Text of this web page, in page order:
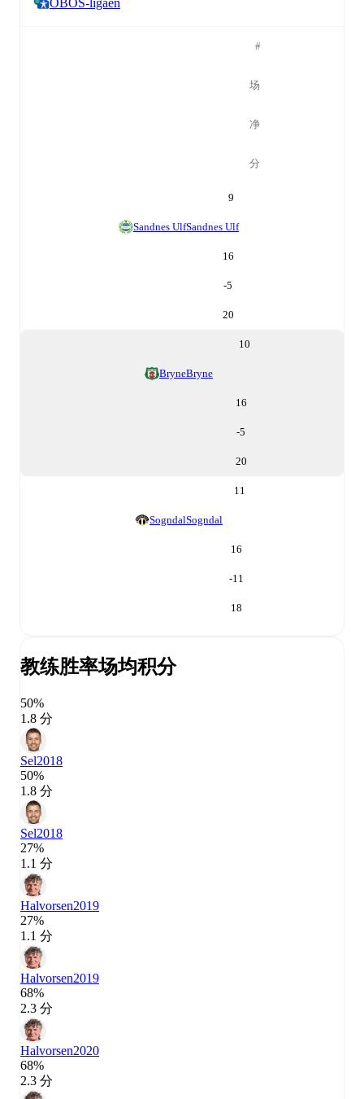
OBOS-ligaen
#
场
净
分
9
Sandnes UlfSandnes Ulf
16
-5
20
10
BryneBryne
16
-5
20
11
SogndalSogndal
16
-11
18
教练胜率场均积分
50%
1.8 分
Sel2018
50%
1.8 分
Sel2018
27%
1.1 分
Halvorsen2019
27%
1.1 分
Halvorsen2019
68%
2.3 分
Halvorsen2020
68%
2.3 分